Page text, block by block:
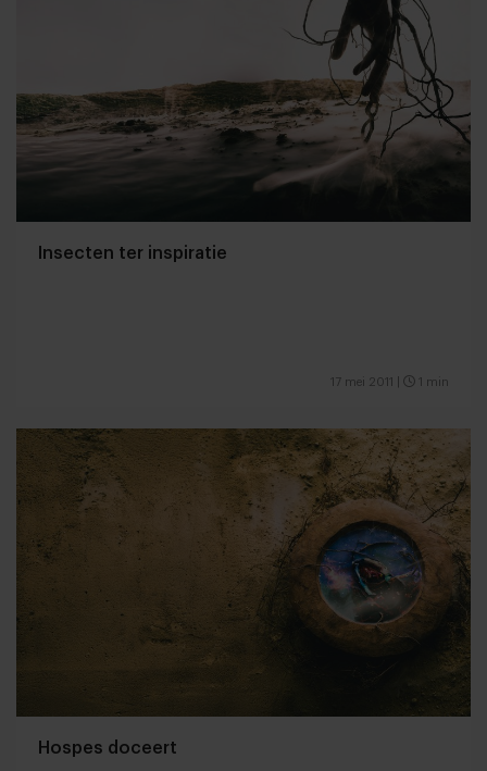
Insecten ter inspiratie
17 mei 2011 1 min
Hospes doceert